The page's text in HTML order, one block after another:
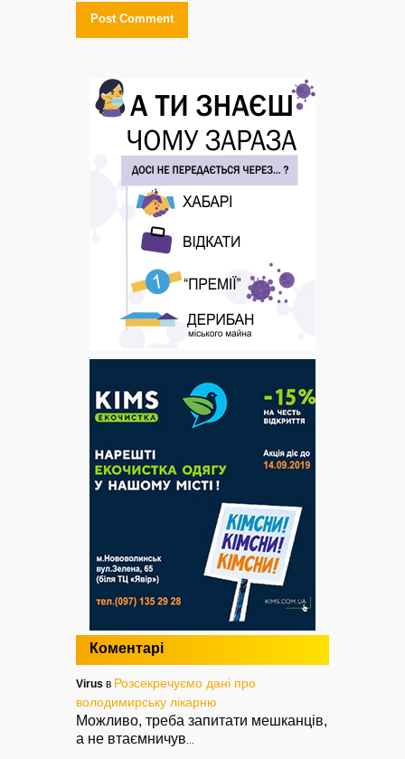
Коментарі
Virus в Розсекречуємо дані про
володимирську лікарню
Можливо, треба запитати мешканців,
а не втаємничув